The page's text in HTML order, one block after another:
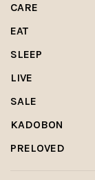
CARE
EAT
SLEEP
LIVE
SALE
KADOBON
PRELOVED